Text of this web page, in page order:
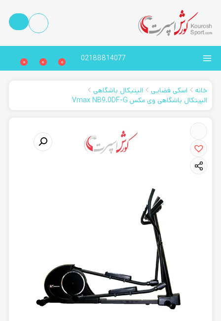
02188814077
0
0
0
خانه اسکی فضایی
الپتیکال باشگاهی
الپیتکال باشگاهی وی مکس Vmax NB9.0DF-G